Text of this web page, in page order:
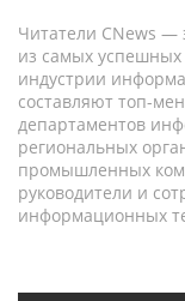
Читатели CNews —
из самых успешных
индустрии
составляют топ-
департаментов
региональных
промышленных
руководители и
информационных